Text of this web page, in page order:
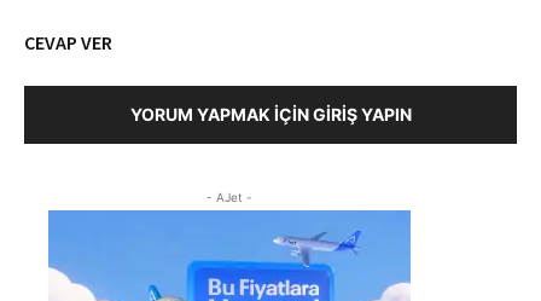
CEVAP VER
YORUM YAPMAK İÇIN GIRIŞ YAPIN
- AJet -